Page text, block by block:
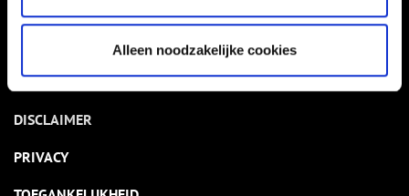
Alleen noodzakelijke cookies
NIEUWSBRIEF
DISCLAIMER
PRIVACY